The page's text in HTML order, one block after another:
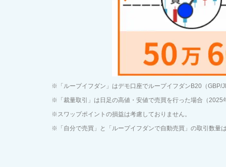
「ループイフダン」はデモ口座でループイフダンB20（
「裁量取引」は日足の高値・安値で売買を行った場合（
スワップポイントの損益は考慮しておりません。
「自分で売買」と「ループイフダンで自動売買」の取引数量